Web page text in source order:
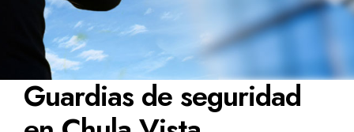
Guardias de seguridad